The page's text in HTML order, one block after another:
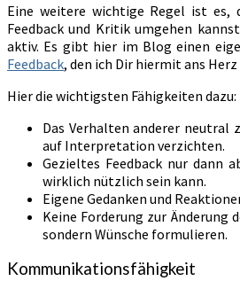
Eine weitere wichtige Regel ist es,
Feedback und Kritik umgehen
aktiv. Es gibt hier im Blog einen
Feedback, den ich Dir hiermit ans
Hier die wichtigsten Fähigkeiten dazu:
Das Verhalten anderer neutral
auf Interpretation verzichten.
Gezieltes Feedback nur dann
wirklich nützlich sein kann.
Eigene Gedanken und
Keine Forderung zur Änderung
sondern Wünsche formulieren.
Kommunikationsfähigkeit